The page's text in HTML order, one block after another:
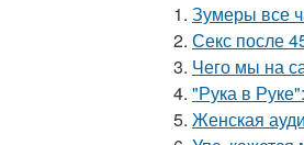
1. Зумеры все
2. Секс после
3. Чего мы на
4. "Рука в
5. Женская